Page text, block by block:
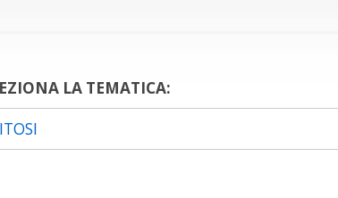
LA TEMATICA: